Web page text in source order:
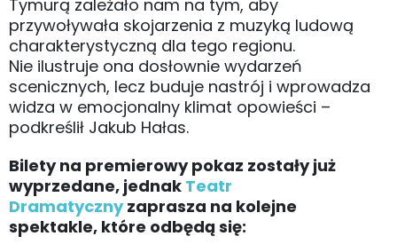
Tymurą zależało nam na tym, aby
przywoływała skojarzenia z muzyką ludową
charakterystyczną dla tego regionu.
Nie ilustruje ona dosłownie wydarzeń
scenicznych, lecz buduje nastrój i wprowadza
widza w emocjonalny klimat opowieści –
podkreślił Jakub Hałas.
Bilety na premierowy pokaz zostały już
wyprzedane, jednak Teatr
Dramatycznyzaprasza na kolejne
spektakle, które odbędą się: